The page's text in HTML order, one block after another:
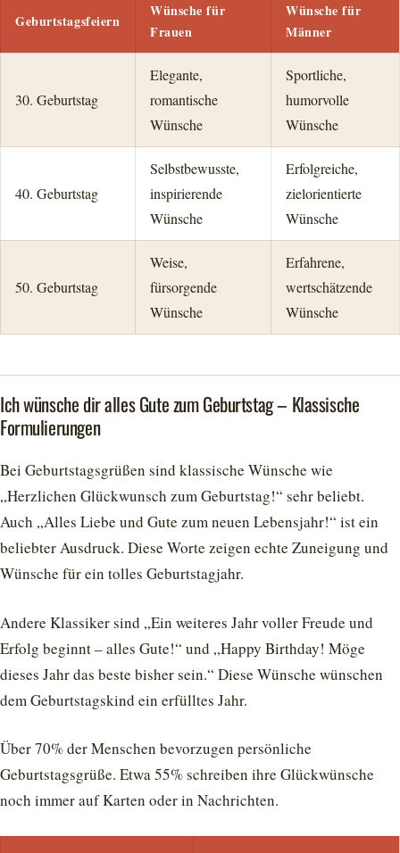
Geburtstagsfeiern
Wünsche für
Frauen
Wünsche für
Männer
30. Geburtstag
Elegante,
romantische
Wünsche
Sportliche,
humorvolle
Wünsche
40. Geburtstag
Selbstbewusste,
inspirierende
Wünsche
Erfolgreiche,
zielorientierte
Wünsche
50. Geburtstag
Weise,
fürsorgende
Wünsche
Erfahrene,
wertschätzende
Wünsche
Ich wünsche dir alles Gute zum Geburtstag – Klassische
Formulierungen
Bei Geburtstagsgrüßen sind klassische Wünsche wie
„Herzlichen Glückwunsch zum Geburtstag!“ sehr beliebt.
Auch „Alles Liebe und Gute zum neuen Lebensjahr!“ ist ein
beliebter Ausdruck. Diese Worte zeigen echte Zuneigung und
Wünsche für ein tolles Geburtstagjahr.
Andere Klassiker sind „Ein weiteres Jahr voller Freude und
Erfolg beginnt – alles Gute!“ und „Happy Birthday! Möge
dieses Jahr das beste bisher sein.“ Diese Wünsche wünschen
dem Geburtstagskind ein erfülltes Jahr.
Über 70% der Menschen bevorzugen persönliche
Geburtstagsgrüße. Etwa 55% schreiben ihre Glückwünsche
noch immer auf Karten oder in Nachrichten.